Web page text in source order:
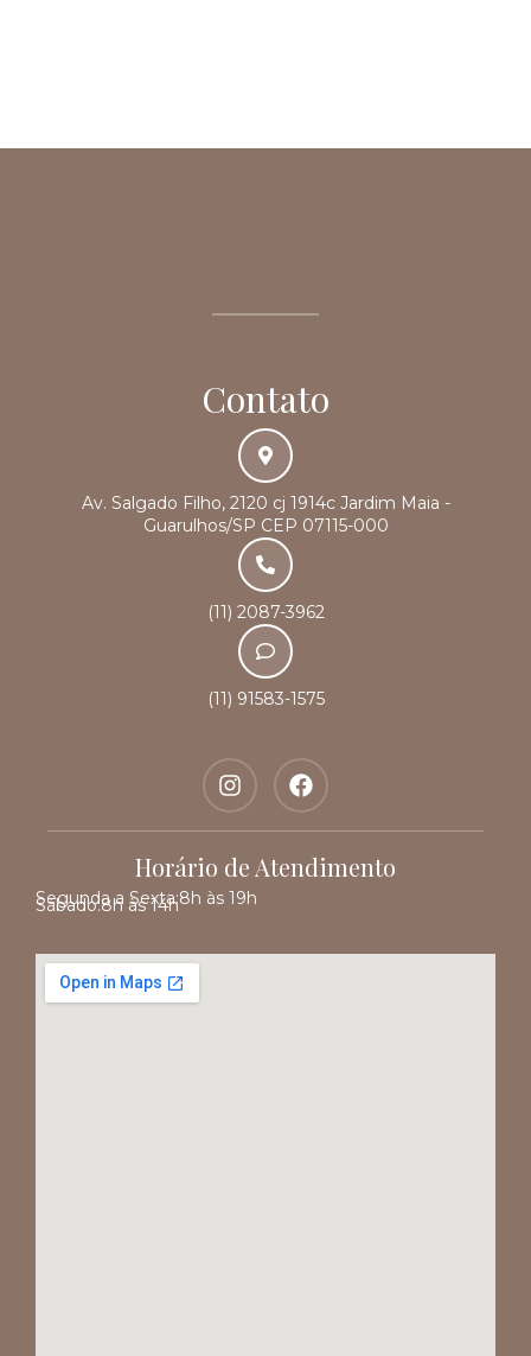
Contato
Av. Salgado Filho, 2120 cj 1914c Jardim Maia -
Guarulhos/SP CEP 07115-000
(11) 2087-3962
(11) 91583-1575
Horário de Atendimento
Segunda a Sexta:8h às 19h
Sábado:8h às 14h